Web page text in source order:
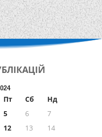
Пт Сб
Нд
5 6
7
12 13
14